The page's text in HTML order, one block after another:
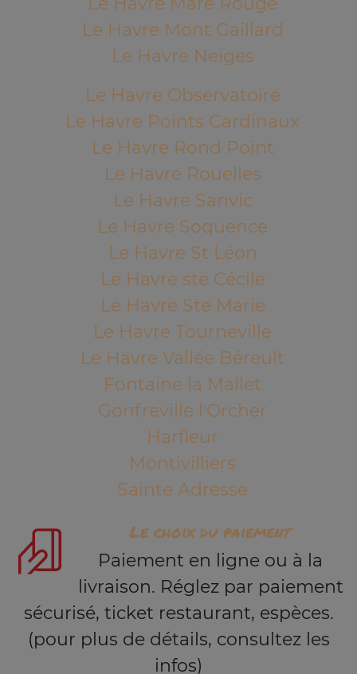
Le Havre Mont Gaillard
Le Havre Neiges
Le Havre Observatoire
Le Havre Points Cardinaux
Le Havre Rond Point
Le Havre Rouelles
Le Havre Sanvic
Le Havre Soquence
Le Havre St Léon
Le Havre ste Cécile
Le Havre Ste Marie
Le Havre Tourneville
Le Havre Vallée Béreult
Fontaine la Mallet
Gonfreville l'Orcher
Harfleur
Montivilliers
Sainte Adresse
Le choix du paiement
Paiement en ligne ou à la
livraison. Réglez par paiement
sécurisé, ticket restaurant, espèces.
(pour plus de détails, consultez les
infos)